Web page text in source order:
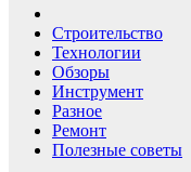
Строительство
Технологии
Обзоры
Инструмент
Разное
Ремонт
Полезные советы